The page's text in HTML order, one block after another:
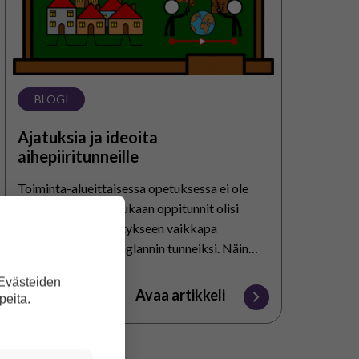
BLOGI
Ajatuksia ja ideoita
aihepiiritunneille
Toiminta-alueittaisessa opetuksessa ei ole
tuntijakoa, jonka mukaan oppitunnit olisi
merkitty lukujärjestykseen vaikkapa
matematiikan tai englannin tunneiksi. Näin
lukujärjestykseensä tunteja varsin vapaasti.
Yksi oppitunti, joka löytyy kuitenkin…
Avaa artikkeli